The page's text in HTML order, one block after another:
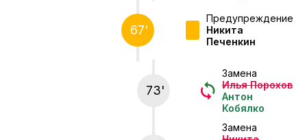
67'
Предупреждение
Никита
Печенкин
73'
Замена
Илья Порохов
Антон
Кобялко
Замена